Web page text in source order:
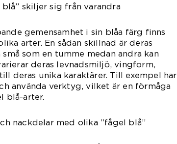
skiljer sig från varandra
gemensamhet i sin blåa färg finns
arter. En sådan skillnad är deras
som en tumme medan andra kan
deras levnadsmiljö, vingform,
deras unika karaktärer. Till exempel har
använda verktyg, vilket är en förmåga
blå-arter.
nackdelar med olika ”fågel blå”